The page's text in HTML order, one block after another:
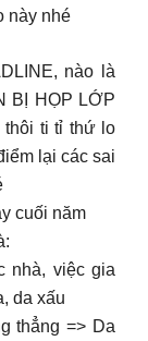
này nhé
nào là
BỊ HỌP LỚP
thôi ti tỉ thứ lo
lại các sai
cuối năm
nhà, việc gia
da xấu
thẳng => Da